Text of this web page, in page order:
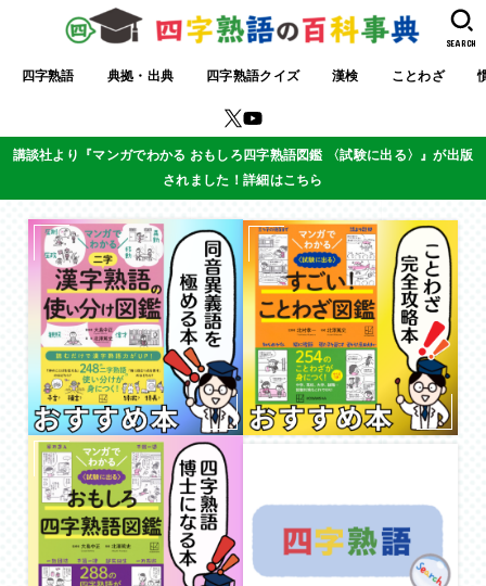
四字熟語 典拠・出典 四字熟語クイズ 漢検 ことわざ
SEARCH
講談社より『マンガでわかる おもしろ四字熟語図鑑 〈試験に出る〉』が出版
されました！詳細はこちら